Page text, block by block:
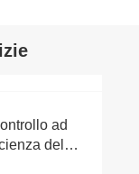
ad
delle